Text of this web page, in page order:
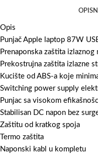
OPIS
Opis
Punjač Apple laptop 87W
Prenaponska zaštita izlaznog
Prekostrujna zaštita izlazne
Kucište od ABS-a koje
Switching power supply
Punjac sa visokom
Stabilisan DC napon bez
Zaštitu od kratkog spoja
Termo zaštita
Naponski kabl u kompletu